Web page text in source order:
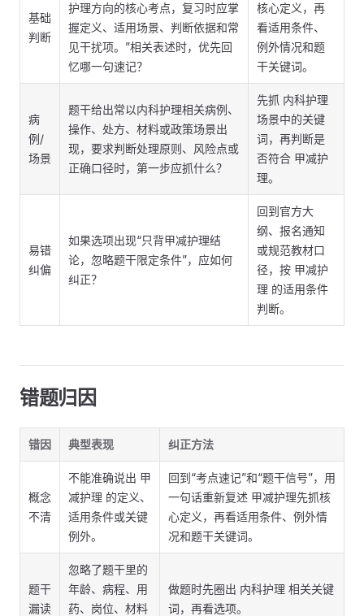
基础
判断
护理方向的核心考点，复习时应掌
握定义、适用场景、判断依据和常
见干扰项。”相关表述时，优先回
忆哪一句速记？
核心定义，再
看适用条件、
例外情况和题
干关键词。
病
例/
场景
题干给出常以内科护理相关病例、
操作、处方、材料或政策场景出
现，要求判断处理原则、风险点或
正确口径时，第一步应抓什么？
先抓 内科护理
场景中的关键
词，再判断是
否符合 甲减护
理。
易错
纠偏
如果选项出现“只背甲减护理结
论，忽略题干限定条件”，应如何
纠正？
回到官方大
纲、报名通知
或规范教材口
径，按 甲减护
理 的适用条件
判断。
错题归因
错因 典型表现 纠正方法
概念
不清
不能准确说出 甲
减护理 的定义、
适用条件或关键
例外。
回到“考点速记”和“题干信号”，用
一句话重新复述 甲减护理先抓核
心定义，再看适用条件、例外情
况和题干关键词。
题干
漏读
忽略了题干里的
年龄、病程、用
药、岗位、材料
做题时先圈出 内科护理 相关关键
词，再看选项。